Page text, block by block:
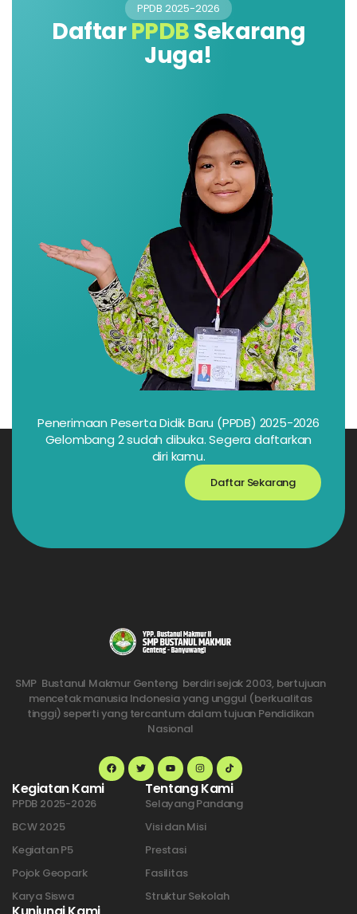
PPDB 2025-2026
DaftarPPDBSekarang
Juga!
Penerimaan Peserta Didik Baru (PPDB) 2025-2026
Gelombang 2 sudah dibuka. Segera daftarkan
diri kamu.
Daftar Sekarang
SMP Bustanul Makmur Genteng berdiri sejak 2003, bertujuan
mencetak manusia Indonesia yang unggul (berkualitas
tinggi) seperti yang tercantum dalam tujuan Pendidikan
Nasional
Kegiatan Kami
PPDB 2025-2026
BCW 2025
Kegiatan P5
Pojok Geopark
Karya Siswa
Tentang Kami
Selayang Pandang
Visi dan Misi
Prestasi
Fasilitas
Struktur Sekolah